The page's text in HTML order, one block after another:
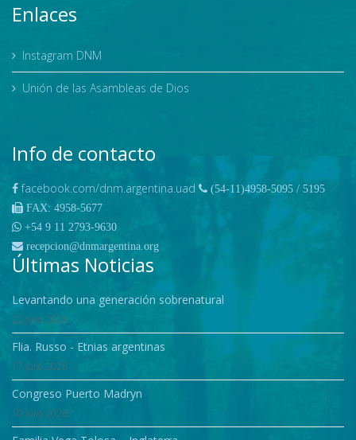
Enlaces
Instagram DNM
Unión de las Asambleas de Dios
Info de contacto
facebook.com/dnm.argentina.uad
(54-11)4958-5095 / 5195
FAX: 4958-5677
+54 9 11 2793-9630
recepcion@dnmargentina.org
Últimas Noticias
Levantando una generación sobrenatural
22 Julio 2026
Flia. Russo - Etnias argentinas
17 Julio 2026
Congreso Puerto Madryn
10 Julio 2026